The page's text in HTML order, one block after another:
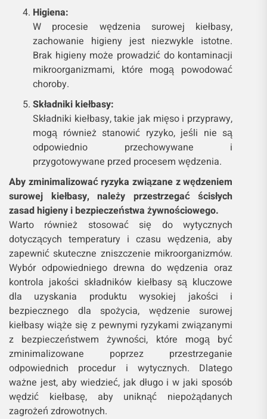
Higiena:
W procesie wędzenia surowej kiełbasy,
zachowanie higieny jest niezwykle istotne.
Brak higieny może prowadzić do kontaminacji
mikroorganizmami, które mogą powodować
choroby.
Składniki kiełbasy:
Składniki kiełbasy, takie jak mięso i przyprawy,
mogą również stanowić ryzyko, jeśli nie są
odpowiednio przechowywane i
przygotowywane przed procesem wędzenia.
Aby zminimalizować ryzyka związane z wędzeniem
surowej kiełbasy, należy przestrzegać ścisłych
zasad higieny i bezpieczeństwa żywnościowego.
Warto również stosować się do wytycznych
dotyczących temperatury i czasu wędzenia, aby
zapewnić skuteczne zniszczenie mikroorganizmów.
Wybór odpowiedniego drewna do wędzenia oraz
kontrola jakości składników kiełbasy są kluczowe
dla uzyskania produktu wysokiej jakości i
bezpiecznego dla spożycia, wędzenie surowej
kiełbasy wiąże się z pewnymi ryzykami związanymi
z bezpieczeństwem żywności, które mogą być
zminimalizowane poprzez przestrzeganie
odpowiednich procedur i wytycznych. Dlatego
ważne jest, aby wiedzieć, jak długo i w jaki sposób
wędzić kiełbasę, aby uniknąć niepożądanych
zagrożeń zdrowotnych.